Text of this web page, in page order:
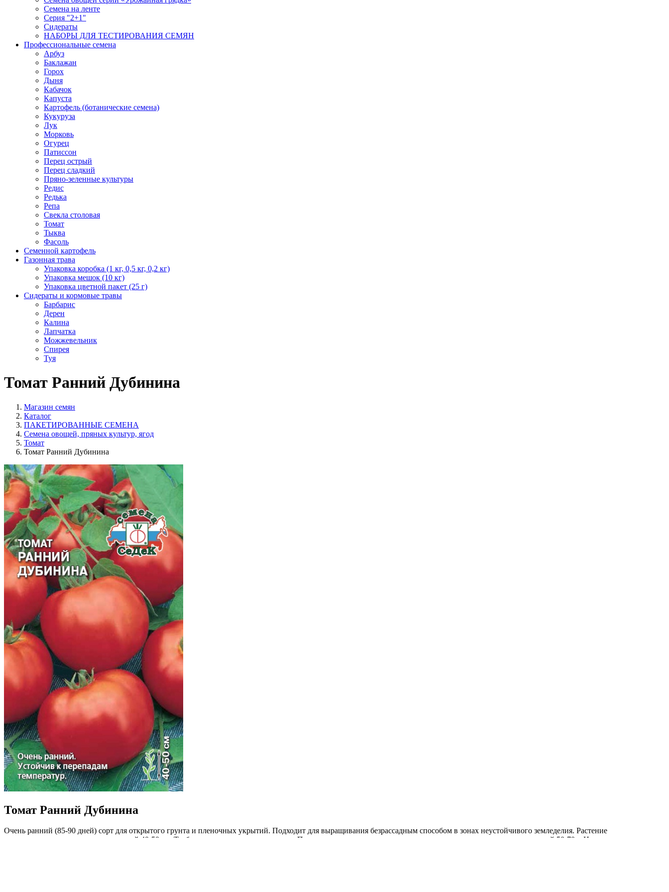
Семена на ленте
Серия "2+1"
Сидераты
НАБОРЫ ДЛЯ ТЕСТИРОВАНИЯ СЕМЯН
Профессиональные семена
Арбуз
Баклажан
Горох
Дыня
Кабачок
Капуста
Картофель (ботанические семена)
Кукуруза
Лук
Морковь
Огурец
Патиссон
Перец острый
Перец сладкий
Пряно-зеленные культуры
Редис
Редька
Репа
Свекла столовая
Томат
Тыква
Фасоль
Семенной картофель
Газонная трава
Упаковка коробка (1 кг, 0,5 кг, 0,2 кг)
Упаковка мешок (10 кг)
Упаковка цветной пакет (25 г)
Сидераты и кормовые травы
Барбарис
Дерен
Калина
Лапчатка
Можжевельник
Спирея
Туя
Томат Ранний Дубинина
Магазин семян
Каталог
ПАКЕТИРОВАННЫЕ СЕМЕНА
Семена овощей, пряных культур, ягод
Томат
Томат Ранний Дубинина
Томат Ранний Дубинина
Очень ранний (85-90 дней) сорт для открытого грунта и пленочных укрытий. Подходит для выращивания безрассадным способом в зонах неустойчивого земледелия. Растение
детерминантное, раскидистое, высотой 40-50 см. Требует умеренного пасынкования. Плоды оранжево-красные, округлые, достаточно плотные, сладкие, массой 50-70 г. Ценность сорта: